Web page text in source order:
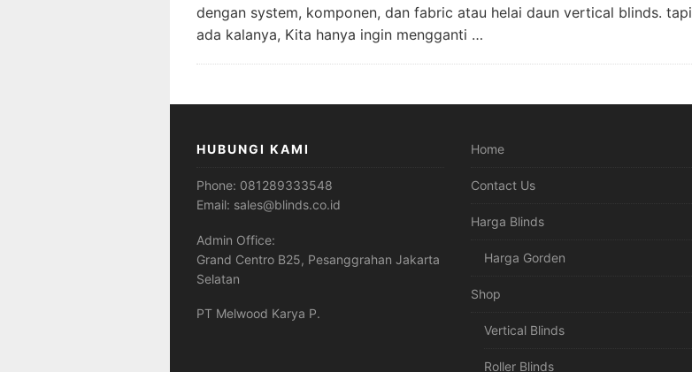
dengan system, komponen, dan fabric atau helai daun vertical blinds. tapi
ada kalanya, Kita hanya ingin mengganti …
HUBUNGI KAMI
Phone: 081289333548
Email: sales@blinds.co.id
Admin Office:
Grand Centro B25, Pesanggrahan Jakarta
Selatan
PT Melwood Karya P.
Home
Contact Us
Harga Blinds
Harga Gorden
Shop
Vertical Blinds
Roller Blinds